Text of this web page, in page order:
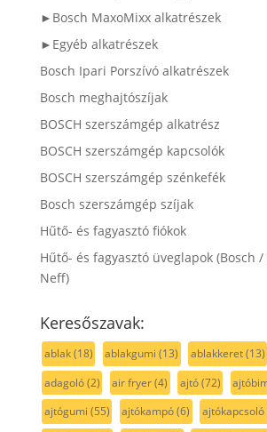
►Bosch MaxoMixx alkatrészek
►Egyéb alkatrészek
Bosch Ipari Porszívó alkatrészek
Bosch meghajtószíjak
BOSCH szerszámgép alkatrész
BOSCH szerszámgép kapcsolók
BOSCH szerszámgép szénkefék
Bosch szerszámgép szíjak
Hűtő- és fagyasztó fiókok
Hűtő- és fagyasztó üveglapok (Bosch
Neff)
Keresőszavak:
ablak(18) ablakgumi (13) ablakkeret(13)
adagoló(2) air fryer(4) ajtó(72)
ajtógumi (55) ajtókampó(6) ajtókapcsoló